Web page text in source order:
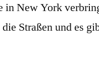
in New York
Straßen und es